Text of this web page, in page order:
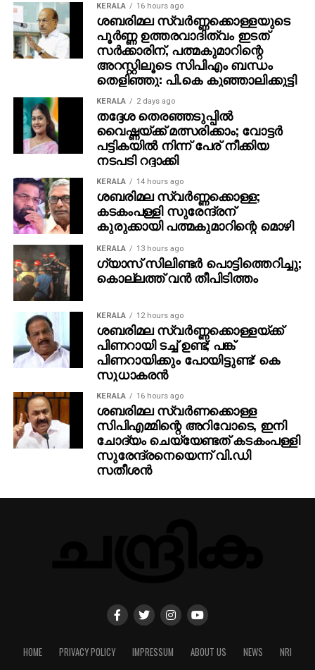
KERALA 16 hours ago
ശബരിമല സ്വര്‍ണ്ണക്കൊള്ളയുടെ
പൂര്‍ണ്ണ ഉത്തരവാദിത്വം ഇടത്
സര്‍ക്കാരിന്, പത്മകുമാറിന്റെ
അറസ്റ്റിലൂടെ സിപിഎം ബന്ധം
തെളിഞ്ഞു: പി.കെ കുഞ്ഞാലിക്കുട്ടി
KERALA 2 days ago
തദ്ദേശ തെരഞ്ഞടുപ്പില്‍
വൈഷ്ണയ്ക്ക് മത്സരിക്കാം; വോട്ടര്‍
പട്ടികയില്‍ നിന്ന് പേര് നീക്കിയ
നടപടി റദ്ദാക്കി
KERALA 14 hours ago
ശബരിമല സ്വര്‍ണ്ണക്കൊള്ള;
കടകംപള്ളി സുരേന്ദ്രന്
കുരുക്കായി പത്മകുമാറിന്റെ മൊഴി
KERALA 13 hours ago
ഗ്യാസ് സിലിണ്ടര്‍ പൊട്ടിത്തെറിച്ചു;
കൊല്ലത്ത് വന്‍ തീപിടിത്തം
KERALA 12 hours ago
ശബരിമല സ്വര്‍ണ്ണക്കൊള്ളയ്ക്ക്
പിണറായി ടച്ച് ഉണ്ട്; പങ്ക്
പിണറായിക്കും പോയിട്ടുണ്ട്: കെ
സുധാകരന്‍
KERALA 16 hours ago
ശബരിമല സ്വര്‍ണക്കൊള്ള
സിപിഎമ്മിന്റെ അറിവോടെ, ഇനി
ചോദ്യം ചെയ്യേണ്ടത് കടകംപള്ളി
സുരേന്ദ്രനെയെന്ന് വി.ഡി
സതീശന്‍
HOME PRIVACY POLICY IMPRESSUM ABOUT US NEWS NRI